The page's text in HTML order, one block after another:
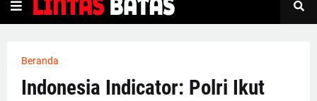
Beranda
Indonesia Indicator: Polri Ikut